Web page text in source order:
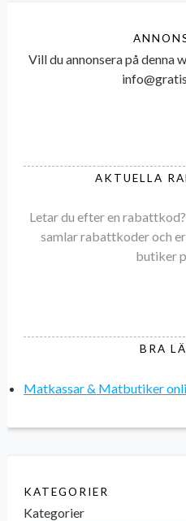
Vill du annonsera på denna
AKTUELLA
Letar du efter en
samlar rabattkoder och
butiker
BRA
Matkassar & Matbutiker
KATEGORIER
Kategorier